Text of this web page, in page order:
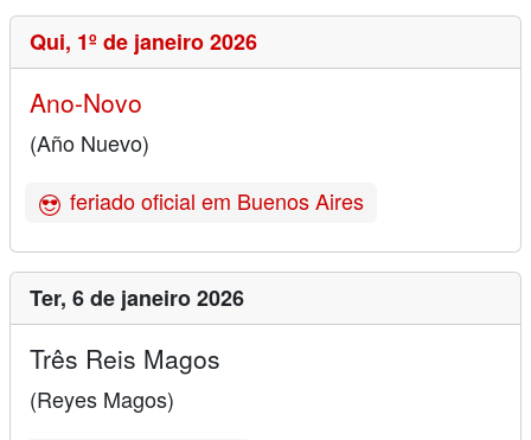
Qui, 1º de janeiro 2026
Ano-Novo
(Año Nuevo)
feriado oficial em Buenos Aires
Ter, 6 de janeiro 2026
Três Reis Magos
(Reyes Magos)